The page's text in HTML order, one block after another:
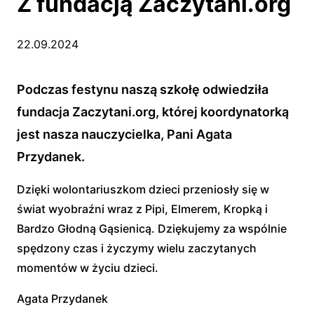
22.09.2024
Podczas festynu naszą szkołę odwiedziła
fundacja Zaczytani.org, której koordynatorką
jest nasza nauczycielka, Pani Agata
Przydanek.
Dzięki wolontariuszkom dzieci przeniosły się w
świat wyobraźni wraz z Pipi, Elmerem, Kropką i
Bardzo Głodną Gąsienicą. Dziękujemy za wspólnie
spędzony czas i życzymy wielu zaczytanych
momentów w życiu dzieci.
Agata Przydanek